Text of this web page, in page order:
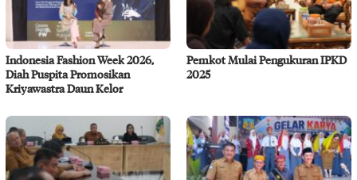
Indonesia Fashion Week 2026,
Diah Puspita Promosikan
Kriyawastra Daun Kelor
Pemkot Mulai Pengukuran IPKD
2025